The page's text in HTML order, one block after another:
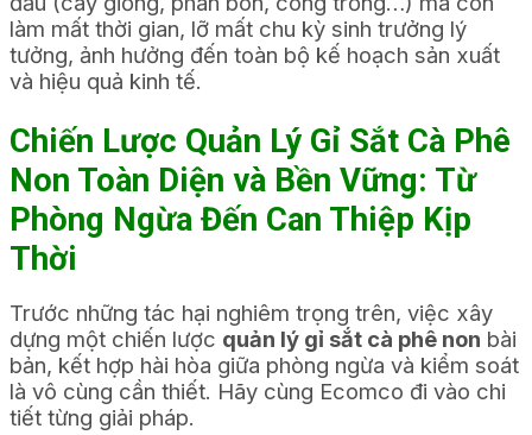
làm mất thời gian, lỡ mất chu kỳ sinh trưởng lý
tưởng, ảnh hưởng đến toàn bộ kế hoạch sản xuất
và hiệu quả kinh tế.
Chiến Lược Quản Lý Gỉ Sắt Cà Phê
Non Toàn Diện và Bền Vững: Từ
Phòng Ngừa Đến Can Thiệp Kịp
Thời
Trước những tác hại nghiêm trọng trên, việc xây
dựng một chiến lược quản lý gỉ sắt cà phê non bài
bản, kết hợp hài hòa giữa phòng ngừa và kiểm soát
là vô cùng cần thiết. Hãy cùng Ecomco đi vào chi
tiết từng giải pháp.